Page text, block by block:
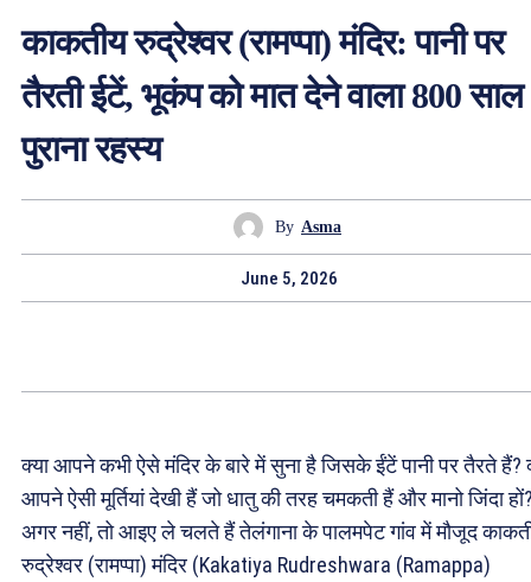
काकतीय रुद्रेश्वर (रामप्पा) मंदिर: पानी पर
तैरती ईटें, भूकंप को मात देने वाला 800 साल
पुराना रहस्य
By Asma
June 5, 2026
क्या आपने कभी ऐसे मंदिर के बारे में सुना है जिसके ईंटें पानी पर तैरते हैं?
आपने ऐसी मूर्तियां देखी हैं जो धातु की तरह चमकती हैं और मानो जिंदा
अगर नहीं, तो आइए ले चलते हैं तेलंगाना के पालमपेट गांव में मौजूद
रुद्रेश्वर (रामप्पा) मंदिर (Kakatiya Rudreshwara (Ramappa)